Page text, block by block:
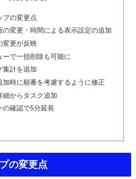
プの変更点
の変更・時間による表示設定の追加
変更が反映
ーで一括削除も可能に
集計を追加
加時に順番を考慮するように修正
細からタスク追加
の確認で5分延長
の変更点